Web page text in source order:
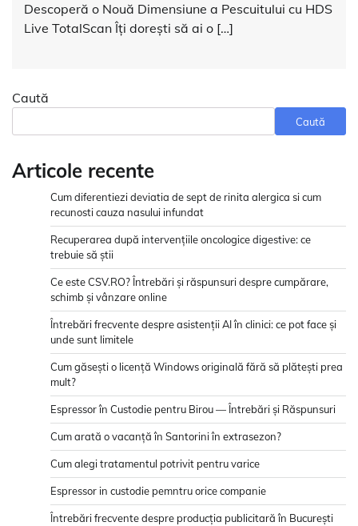
Descoperă o Nouă Dimensiune a Pescuitului cu HDS
Live TotalScan Îți dorești să ai o […]
Caută
Caută
Articole recente
Cum diferentiezi deviatia de sept de rinita alergica si cum
recunosti cauza nasului infundat
Recuperarea după intervențiile oncologice digestive: ce
trebuie să știi
Ce este CSV.RO? Întrebări și răspunsuri despre cumpărare,
schimb și vânzare online
Întrebări frecvente despre asistenții AI în clinici: ce pot face și
unde sunt limitele
Cum găsești o licență Windows originală fără să plătești prea
mult?
Espressor în Custodie pentru Birou — Întrebări și Răspunsuri
Cum arată o vacanță în Santorini în extrasezon?
Cum alegi tratamentul potrivit pentru varice
Espressor in custodie pemntru orice companie
Întrebări frecvente despre producția publicitară în București